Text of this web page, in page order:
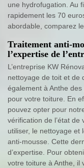
une hydrofugation. Au
rapidement les 70
abordable, comparez
Traitement anti-
l’expertise de
L’entreprise KW
nettoyage de toit et de
également à Anthe
pour votre toiture. En
pouvez opter pour
vérification de l’état
utiliser, le nettoyage et
anti-mousse. Cette
d’expertise. Pour
votre toiture à Anthe, il